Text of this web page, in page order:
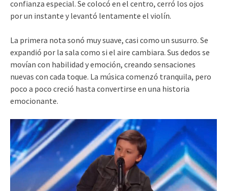
confianza especial. Se colocó en el centro, cerró los ojos
por un instante y levantó lentamente el violín.
La primera nota sonó muy suave, casi como un susurro. Se
expandió por la sala como si el aire cambiara. Sus dedos se
movían con habilidad y emoción, creando sensaciones
nuevas con cada toque. La música comenzó tranquila, pero
poco a poco creció hasta convertirse en una historia
emocionante.